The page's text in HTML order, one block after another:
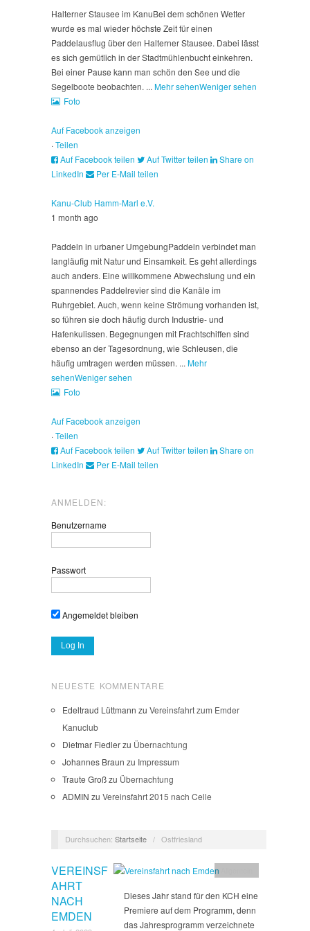
Halterner Stausee im KanuBei dem schönen Wetter
wurde es mal wieder höchste Zeit für einen
Paddelausflug über den Halterner Stausee. Dabei lässt
es sich gemütlich in der Stadtmühlenbucht einkehren.
Bei einer Pause kann man schön den See und die
Segelboote beobachten. ... Mehr sehenWeniger sehen
Foto
Auf Facebook anzeigen
·Teilen
Auf Facebook teilen
Auf Twitter teilen
Share on
LinkedIn
Per E-Mail teilen
Kanu-Club Hamm-Marl e.V.
1 month ago
Paddeln in urbaner UmgebungPaddeln verbindet man
langläufig mit Natur und Einsamkeit. Es geht allerdings
auch anders. Eine willkommene Abwechslung und ein
spannendes Paddelrevier sind die Kanäle im
Ruhrgebiet. Auch, wenn keine Strömung vorhanden ist,
so führen sie doch häufig durch Industrie- und
Hafenkulissen. Begegnungen mit Frachtschiffen sind
ebenso an der Tagesordnung, wie Schleusen, die
häufig umtragen werden müssen. ... Mehr
sehenWeniger sehen
Foto
Auf Facebook anzeigen
·Teilen
Auf Facebook teilen
Auf Twitter teilen
Share on
LinkedIn
Per E-Mail teilen
ANMELDEN:
Benutzername
Passwort
Angemeldet bleiben
NEUESTE KOMMENTARE
Edeltraud Lüttmann zu Vereinsfahrt zum Emder
Kanuclub
Dietmar Fiedlerzu Übernachtung
Johannes Braun zu Impressum
Traute Großzu Übernachtung
ADMIN zu Vereinsfahrt 2015 nach Celle
Durchsuchen: Startseite / Ostfriesland
VEREINSF
AHRT
NACH
EMDEN
Dieses Jahr stand für den KCH eine
Premiere auf dem Programm, denn
das Jahresprogramm verzeichnete